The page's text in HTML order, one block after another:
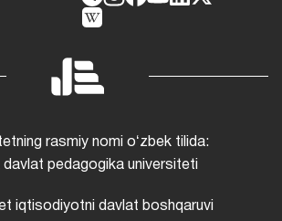
rasmiy nomi oʻzbek tilida:
davlat pedagogika universiteti
iqtisodiyotni davlat boshqaruvi